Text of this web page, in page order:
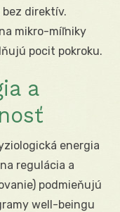
direktív.
mikro-míľniky
pocit pokroku.
a
energia
regulácia a
podmieňujú
well-beingu